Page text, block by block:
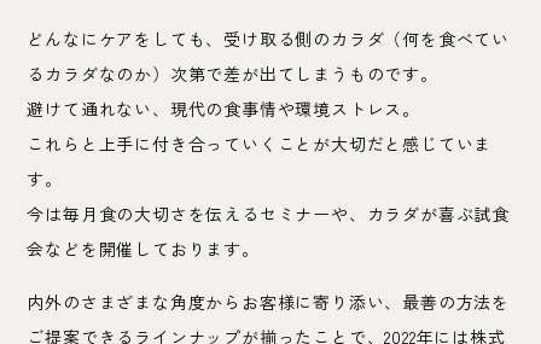
どんなにケアをしても、受け取る側のカラダ（何を食べてい
るカラダなのか）次第で差が出てしまうものです。
避けて通れない、現代の食事情や環境ストレス。
これらと上手に付き合っていくことが大切だと感じていま
す。
今は毎月食の大切さを伝えるセミナーや、カラダが喜ぶ試食
会などを開催しております。
内外のさまざまな角度からお客様に寄り添い、最善の方法を
ご提案できるラインナップが揃ったことで、2022年には株式